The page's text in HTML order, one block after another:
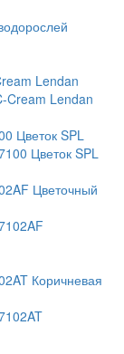
Lendan
Цветок SPL
Цветочный
Коричневая